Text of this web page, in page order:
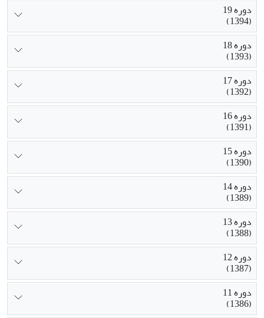
دوره 19
(1394)
دوره 18
(1393)
دوره 17
(1392)
دوره 16
(1391)
دوره 15
(1390)
دوره 14
(1389)
دوره 13
(1388)
دوره 12
(1387)
دوره 11
(1386)